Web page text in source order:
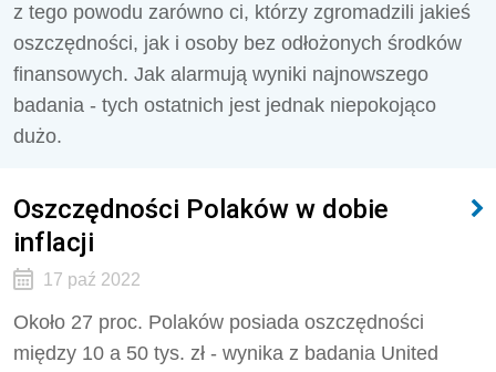
z tego powodu zarówno ci, którzy zgromadzili jakieś
oszczędności, jak i osoby bez odłożonych środków
finansowych. Jak alarmują wyniki najnowszego
badania - tych ostatnich jest jednak niepokojąco
dużo.
Oszczędności Polaków w dobie
inflacji
17 paź 2022
Około 27 proc. Polaków posiada oszczędności
między 10 a 50 tys. zł - wynika z badania United